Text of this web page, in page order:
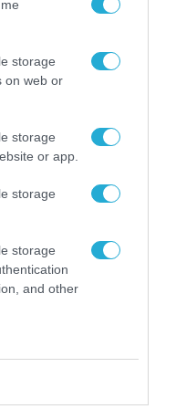
storage
on web or
storage
or app.
storage
storage
and other